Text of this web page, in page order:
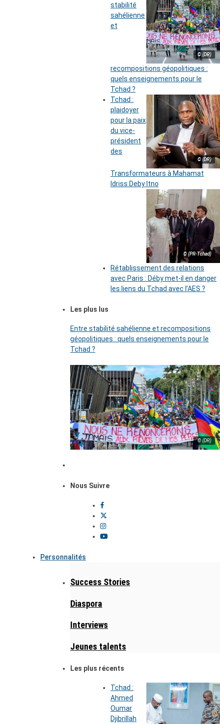
© (DR)
stabilité
sahélienne
et
recompositions géopolitiques :
quels enseignements pour le
Tchad ?
© (DR)
Tchad :
plaidoyer
pour la paix
du vice-
président
des
Transformateurs à Mahamat
Idriss Deby Itno
© (PR-Tchad)
Rétablissement des relations
avec Paris : Déby met-il en danger
les liens du Tchad avec l’AES ?
Les plus lus
Entre stabilité sahélienne et recompositions
géopolitiques : quels enseignements pour le
Tchad ?
© (DR)
Nous Suivre
Personnalités
Success Stories
Diaspora
Interviews
Jeunes talents
Les plus récents
Tchad :
Ahmed
Oumar
Djibrillah